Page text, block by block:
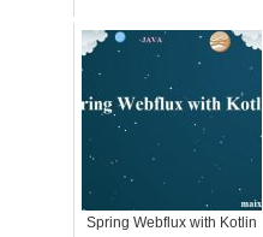
Spring Webflux with Kotlin